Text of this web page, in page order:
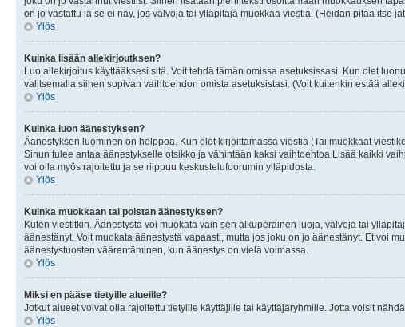
on jo vastattu ja se ei näy, jos valvoja tai ylläpitäjä muokkaa viestiä. (Heidän pitää itse
Ylös
Kuinka lisään allekirjoutksen?
Luo allekirjoitus käyttääksesi sitä. Voit tehdä tämän omissa asetuksissasi. Kun olet
valitsemalla siihen sopivan vaihtoehdon omista asetuksistasi. (Voit kuitenkin estää
Ylös
Kuinka luon äänestyksen?
Äänestyksen luominen on helppoa. Kun olet kirjoittamassa viestiä (Tai muokkaat
Sinun tulee antaa äänestykselle otsikko ja vähintään kaksi vaihtoehtoa Lisää kaikki
voi olla myös rajoitettu ja se riippuu keskustelufoorumin ylläpidosta.
Ylös
Kuinka muokkaan tai poistan äänestyksen?
Kuten viestitkin. Äänestystä voi muokata vain sen alkuperäinen luoja, valvoja tai
äänestänyt. Voit muokata äänestystä vapaasti, mutta jos joku on jo äänestänyt. Et voi
äänestystuosten väärentäminen, kun äänestys on vielä voimassa.
Ylös
Miksi en pääse tietyille alueille?
Jotkut alueet voivat olla rajoitettu tietyille käyttäjille tai käyttäjäryhmille. Jotta voisit
Ylös